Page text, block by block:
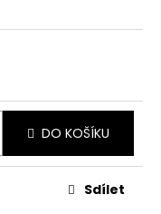
DO KOŠÍKU
Sdílet